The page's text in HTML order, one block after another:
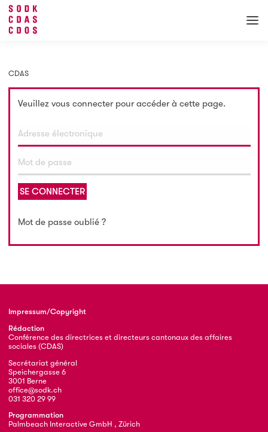
CDAS
Veuillez vous connecter pour accéder à cette page.
SE CONNECTER
Mot de passe oublié ?
Impressum/Copyright
Rédaction
Conférence des directrices et directeurs cantonaux des affaires
sociales (CDAS)
Secrétariat général
Speichergasse 6
3001 Berne
office@sodk.ch
031 320 29 99
Programmation
Palmbeach Interactive GmbH , Zürich